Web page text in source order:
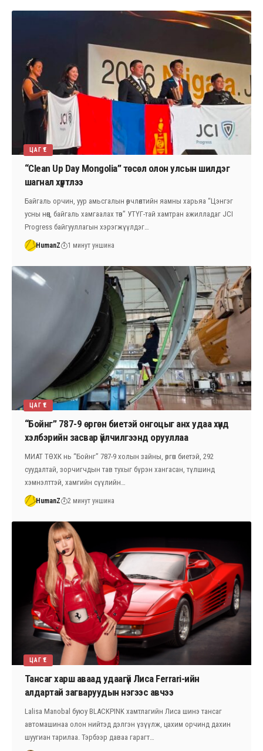
ЦАГ ҮЕ
“Clean Up Day Mongolia” төсөл олон улсын шилдэг
шагнал хүртлээ
Байгаль орчин, уур амьсгалын өөрчлөлтийн яамны харьяа “Цэнгэг
усны нөөц, байгаль хамгаалах төв” УТҮГ-тай хамтран ажилладаг JCI
Progress байгууллагын хэрэгжүүлдэг…
HumanZ 1 минут уншина
ЦАГ ҮЕ
“Бойнг” 787-9 өргөн биетэй онгоцыг анх удаа хүнд
хэлбэрийн засвар үйлчилгээнд орууллаа
МИАТ ТӨХК нь “Бойнг” 787-9 холын зайны, өргөн биетэй, 292
суудалтай, зорчигчдын тав тухыг бүрэн хангасан, түлшинд
хэмнэлттэй, хамгийн сүүлийн…
HumanZ 2 минут уншина
ЦАГ ҮЕ
Тансаг харш аваад удаагүй Лиса Ferrari-ийн
алдартай загваруудын нэгээс авчээ
Lalisa Manobal буюу BLACKPINK хамтлагийн Лиса шинэ тансаг
автомашинаа олон нийтэд дэлгэн үзүүлж, цахим орчинд дахин
шуугиан тарилаа. Тэрбээр даваа гарагт…